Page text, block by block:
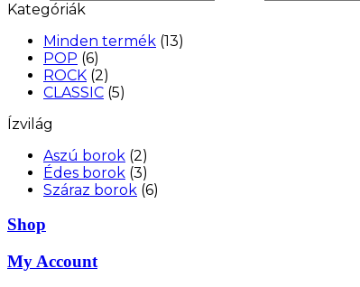
Kategóriák
Minden termék (13)
POP (6)
ROCK (2)
CLASSIC (5)
Ízvilág
Aszú borok (2)
Édes borok (3)
Száraz borok (6)
Shop
My Account